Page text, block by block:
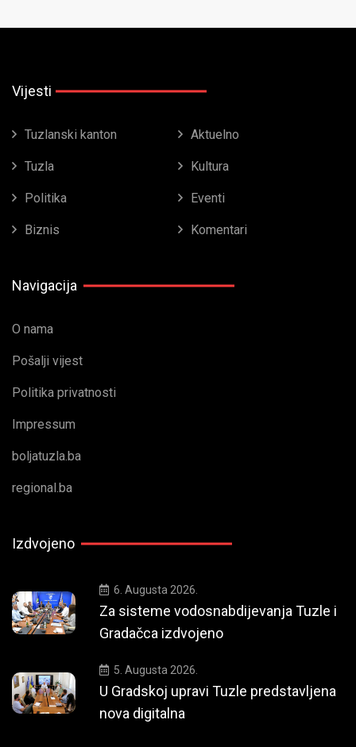
Vijesti
Tuzlanski kanton Aktuelno
Tuzla Kultura
Politika Eventi
Biznis Komentari
Navigacija
O nama
Pošalji vijest
Politika privatnosti
Impressum
boljatuzla.ba
regional.ba
Izdvojeno
6. Augusta 2026.
Za sisteme vodosnabdijevanja Tuzle i
Gradačca izdvojeno
5. Augusta 2026.
U Gradskoj upravi Tuzle predstavljena
nova digitalna